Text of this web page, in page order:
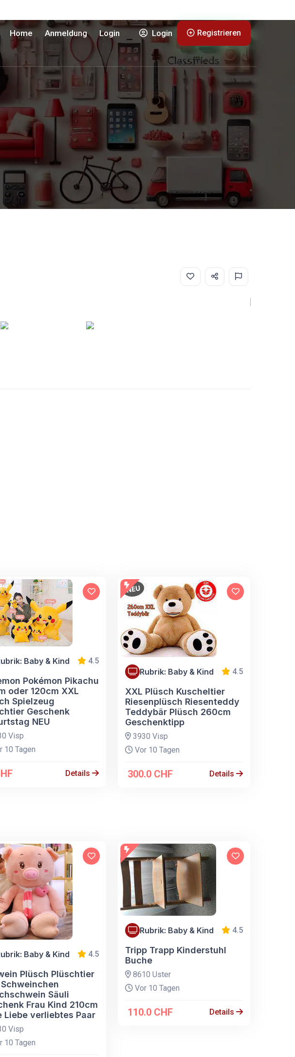
Home Anmeldung Login Login Registrieren
Baby & Kind 4.5
Pokémon Pikachu
oder 120cm XXL
Spielzeug
Geschenk
NEU
Visp
10 Tagen
Details
Rubrik: Baby & Kind 4.5
XXL Plüsch Kuscheltier
Riesenplüsch Riesenteddy
Teddybär Plüsch 260cm
Geschenktipp
3930 Visp
Vor 10 Tagen
300.0 CHF Details
Baby & Kind 4.5
Plüsch Plüschtier
Säuli
Frau Kind 210cm
Liebe verliebtes Paar
Visp
10 Tagen
Rubrik: Baby & Kind 4.5
Tripp Trapp Kinderstuhl
Buche
8610 Uster
Vor 10 Tagen
110.0 CHF Details